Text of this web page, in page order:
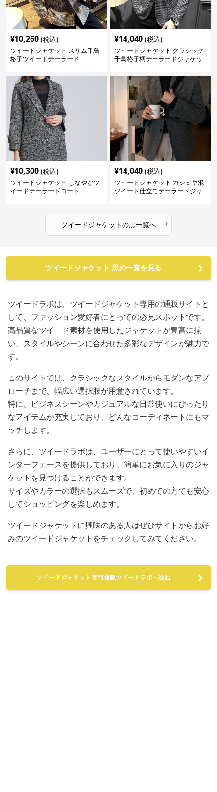
¥10,260 (税込)
ツイードジャケット スリム千鳥
格子ツイードテーラード
¥14,040 (税込)
ツイードジャケット クラシック
千鳥格子柄テーラードジャケッ
¥10,300 (税込)
ツイードジャケット しなやかツ
イードテーラードコート
¥14,040 (税込)
ツイードジャケット カシミヤ混
ツイード仕立てテーラードジャ
ツイードジャケットの黒一覧へ ›
ツイードジャケット 黒の一覧を見る
ツイードラボは、ツイードジャケット専用の通販サイトと
して、ファッション愛好者にとっての必見スポットです。
高品質なツイード素材を使用したジャケットが豊富に揃
い、スタイルやシーンに合わせた多彩なデザインが魅力で
す。
このサイトでは、クラシックなスタイルからモダンなアプ
ローチまで、幅広い選択肢が用意されています。
特に、ビジネスシーンやカジュアルな日常使いにぴったり
なアイテムが充実しており、どんなコーディネートにもマ
ッチします。
さらに、ツイードラボは、ユーザーにとって使いやすいイ
ンターフェースを提供しており、簡単にお気に入りのジャ
ケットを見つけることができます。
サイズやカラーの選択もスムーズで、初めての方でも安心
してショッピングを楽しめます。
ツイードジャケットに興味のある人はぜひサイトからお好
みのツイードジャケットをチェックしてみてください。
ツイードジャケット専門通販ツイードラボへ進む